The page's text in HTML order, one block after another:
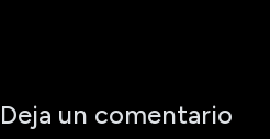
Deja un comentario